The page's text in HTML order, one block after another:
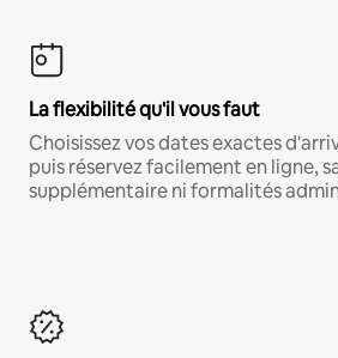
La flexibilité qu'il vous faut
Choisissez vos dates exactes
puis réservez facilement en ligne,
supplémentaire ni formalités